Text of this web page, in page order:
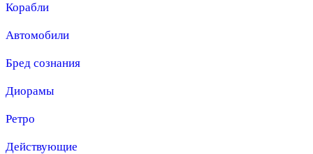
Корабли
Автомобили
Бред сознания
Диорамы
Ретро
Действующие